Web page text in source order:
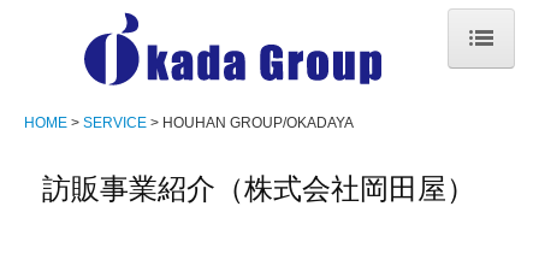
SERVICE
HOME SERVICE HOUHAN GROUP/OKADAYA
訪販事業紹介（株式会社岡田屋）